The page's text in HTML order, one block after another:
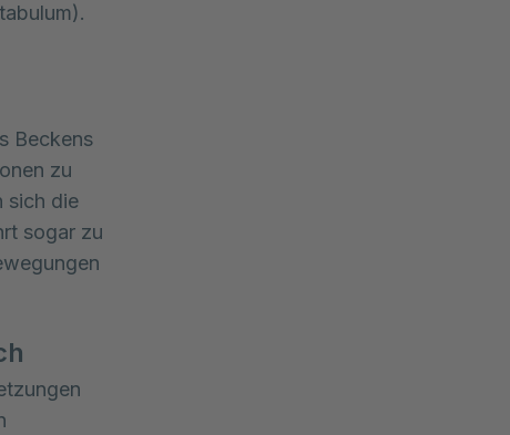
Beckens
zu
sich die
sogar zu